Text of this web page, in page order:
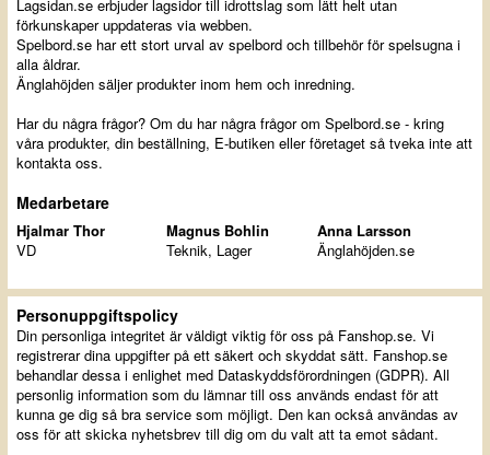
Lagsidan.se erbjuder lagsidor till idrottslag som lätt helt utan
förkunskaper uppdateras via webben.
Spelbord.se har ett stort urval av spelbord och tillbehör för spelsugna i
alla åldrar.
Änglahöjden säljer produkter inom hem och inredning.
Har du några frågor? Om du har några frågor om Spelbord.se - kring
våra produkter, din beställning, E-butiken eller företaget så tveka inte att
kontakta oss.
Medarbetare
Hjalmar Thor Magnus Bohlin
Anna Larsson
VD
Teknik, Lager Änglahöjden.se
Personuppgiftspolicy
Din personliga integritet är väldigt viktig för oss på Fanshop.se. Vi
registrerar dina uppgifter på ett säkert och skyddat sätt. Fanshop.se
behandlar dessa i enlighet med Dataskyddsförordningen (GDPR). All
personlig information som du lämnar till oss används endast för att
kunna ge dig så bra service som möjligt. Den kan också användas av
oss för att skicka nyhetsbrev till dig om du valt att ta emot sådant.